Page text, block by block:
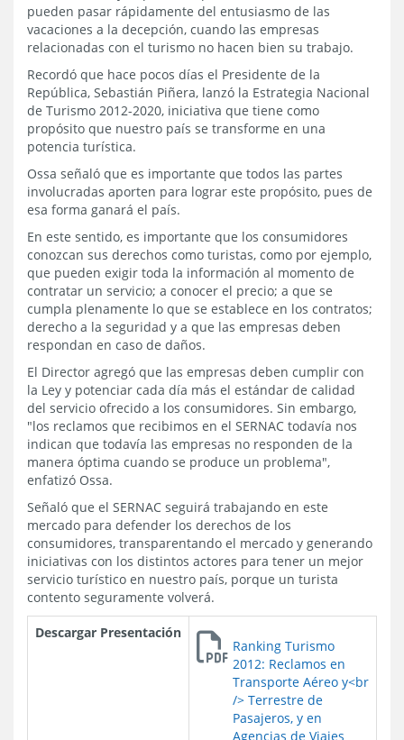
pueden pasar rápidamente del entusiasmo de las
vacaciones a la decepción, cuando las empresas
relacionadas con el turismo no hacen bien su trabajo.
Recordó que hace pocos días el Presidente de la
República, Sebastián Piñera, lanzó la Estrategia Nacional
de Turismo 2012-2020, iniciativa que tiene como
propósito que nuestro país se transforme en una
potencia turística.
Ossa señaló que es importante que todos las partes
involucradas aporten para lograr este propósito, pues de
esa forma ganará el país.
En este sentido, es importante que los consumidores
conozcan sus derechos como turistas, como por ejemplo,
que pueden exigir toda la información al momento de
contratar un servicio; a conocer el precio; a que se
cumpla plenamente lo que se establece en los contratos;
derecho a la seguridad y a que las empresas deben
respondan en caso de daños.
El Director agregó que las empresas deben cumplir con
la Ley y potenciar cada día más el estándar de calidad
del servicio ofrecido a los consumidores. Sin embargo,
"los reclamos que recibimos en el SERNAC todavía nos
indican que todavía las empresas no responden de la
manera óptima cuando se produce un problema",
enfatizó Ossa.
Señaló que el SERNAC seguirá trabajando en este
mercado para defender los derechos de los
consumidores, transparentando el mercado y generando
iniciativas con los distintos actores para tener un mejor
servicio turístico en nuestro país, porque un turista
contento seguramente volverá.
Descargar Presentación
Ranking Turismo
2012: Reclamos en
Transporte Aéreo y<br
/> Terrestre de
Pasajeros, y en
Agencias de Viajes